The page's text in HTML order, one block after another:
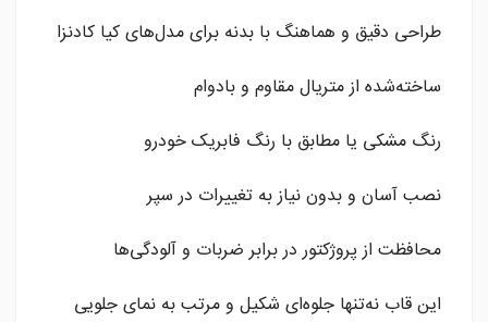
طراحی دقیق و هماهنگ با بدنه برای مدل‌های کیا کادنزا
ساخته‌شده از متریال مقاوم و بادوام
رنگ مشکی یا مطابق با رنگ فابریک خودرو
نصب آسان و بدون نیاز به تغییرات در سپر
محافظت از پروژکتور در برابر ضربات و آلودگی‌ها
این قاب نه‌تنها جلوه‌ای شکیل و مرتب به نمای جلویی